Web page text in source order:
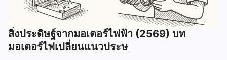
สิ่งประดิษฐ์จากมอเตอร์ไฟฟ้า (2569) บท
มอเตอร์ไฟเปลี่ยนแนวประษ